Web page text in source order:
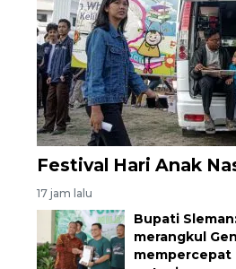
Festival Hari Anak
17 jam lalu
Bupati
merangkul
mempercepat